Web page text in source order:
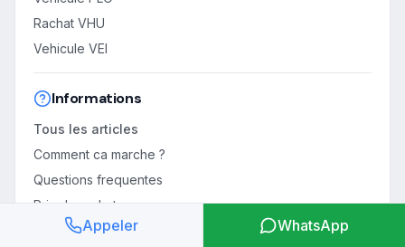
Rachat VHU
Vehicule VEI
Informations
Tous les articles
Comment ca marche ?
Questions frequentes
Prix de rachat
Cote voiture HS
Appeler WhatsApp